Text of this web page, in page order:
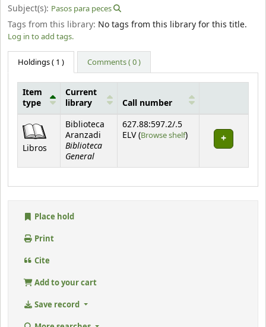
Subject(s): Pasos para peces
Tags from this library: No tags from this library for this title.
Log in to add tags.
Holdings( 1 ) Comments ( 0 )
Item
type
Current
library
Call number
Libros
Biblioteca
Aranzadi
Biblioteca
General
627.88:597.2/.5
ELV (Browse shelf(Opens below)
)
Place hold
Print
Cite
Add to your cart
Save record